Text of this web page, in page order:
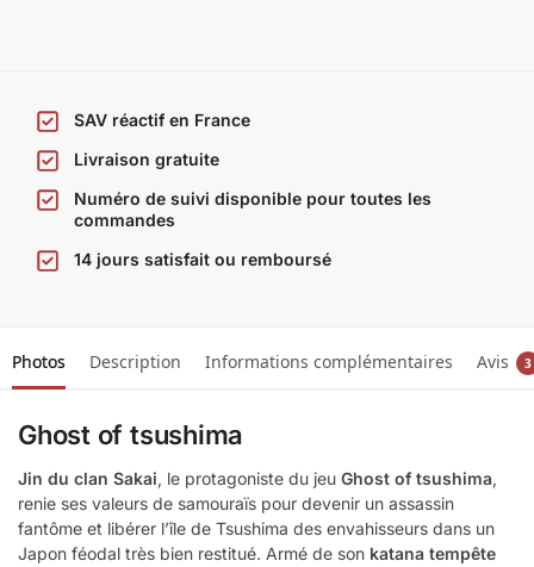
SAV réactif en France
Livraison gratuite
Numéro de suivi disponible pour toutes les
commandes
14 jours satisfait ou remboursé
Photos Description Informations complémentaires Avis 3
Ghost of tsushima
Jin du clan Sakai, le protagoniste du jeu Ghost of tsushima,
renie ses valeurs de samouraïs pour devenir un assassin
fantôme et libérer l’île de Tsushima des envahisseurs dans un
Japon féodal très bien restitué. Armé de son katana tempête